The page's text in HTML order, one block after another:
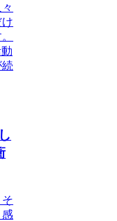
続
感